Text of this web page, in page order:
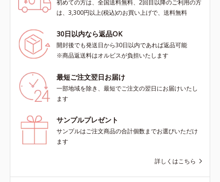
初めての方は、全国送料無料、2回目以降のご利用の方
は、3,300円以上(税込)のお買い上げで、送料無料
30日以内なら返品OK
開封後でも発送日から30日以内であれば返品可能
※商品返送料はオルビスが負担いたします
最短ご注文翌日お届け
一部地域を除き、最短でご注文の翌日にお届けいたし
ます
サンプルプレゼント
サンプルはご注文商品の合計個数までお選びいただけ
ます
詳しくはこちら